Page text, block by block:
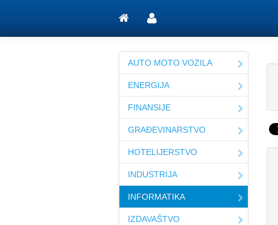
AUTO MOTO VOZILA
ENERGIJA
FINANSIJE
GRAĐEVINARSTVO
HOTELIJERSTVO
INDUSTRIJA
INFORMATIKA
IZDAVAŠTVO